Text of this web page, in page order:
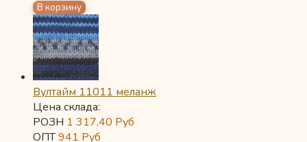
Вултайм 11011 меланж
Цена склада:
РОЗН 1 317,40 Руб
ОПТ941 Руб